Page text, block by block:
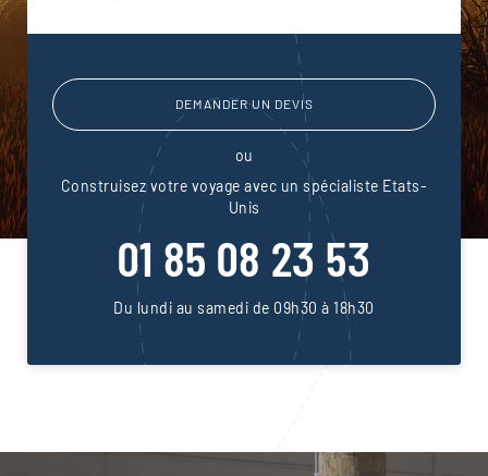
DEMANDER UN DEVIS
ou
Construisez votre voyage avec un spécialiste Etats-
Unis
01 85 08 23 53
Du lundi au samedi de 09h30 à 18h30